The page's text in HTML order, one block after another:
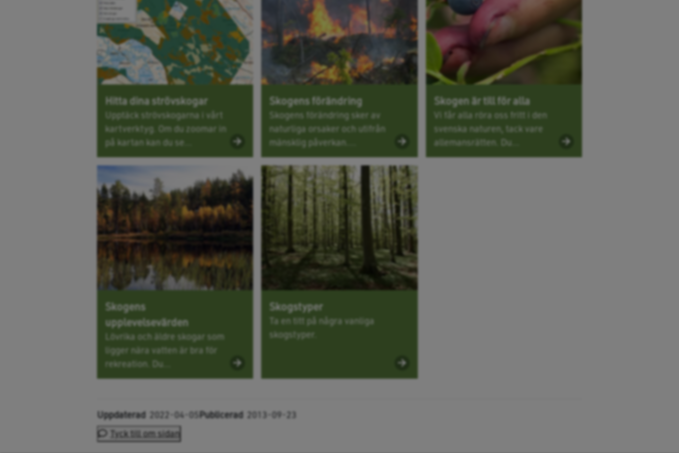
Hitta dina strövskogar
Upptäck strövskogarna i vårt
kartverktyg. Om du zoomar in
på kartan kan du se...
Skogens förändring
Skogens förändring sker av
naturliga orsaker och utifrån
mänsklig påverkan....
Skogen är till för alla
Vi får alla röra oss fritt i den
svenska naturen, tack vare
allemansrätten. Du...
Skogens
upplevelsevärden
Lövrika och äldre skogar som
ligger nära vatten är bra för
rekreation. Du...
Skogstyper
Ta en titt på några vanliga
skogstyper.
Uppdaterad 2022-04-05Publicerad 2013-09-23
Tyck till om sidan